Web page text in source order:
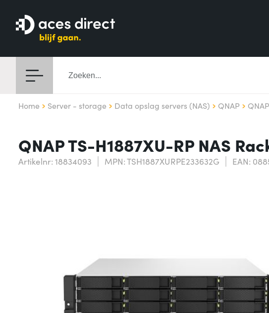
Home Server - storage Data opslag servers (NAS) QNAP
QNAP TS-H1887XU-RP NAS
Artikelnr: 18834093 MPN: TSH1887XURPE233632G EAN: